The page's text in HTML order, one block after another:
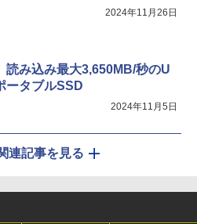
2024年11月26日
読み込み最大3,650MB/秒のU
ータブルSSD
2024年11月5日
連記事を見る